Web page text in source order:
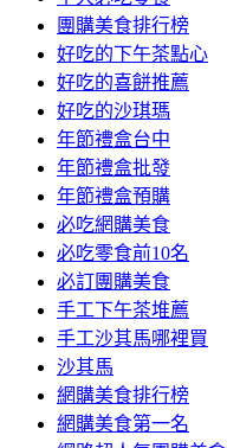
團購美食排行榜
好吃的下午茶點心
好吃的喜餅推薦
好吃的沙琪瑪
年節禮盒台中
年節禮盒批發
年節禮盒預購
必吃網購美食
必吃零食前10名
必訂團購美食
手工下午茶堆薦
手工沙其馬哪裡買
沙其馬
網購美食排行榜
網購美食第一名